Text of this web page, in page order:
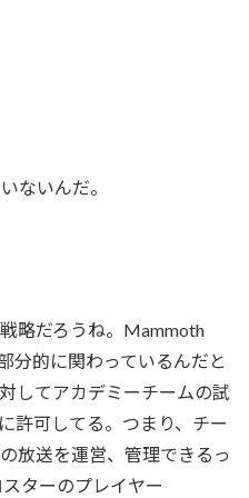
ないんだ。
略だろうね。Mammoth
分的に関わっているんだと
してアカデミーチームの試
許可してる。つまり、チー
放送を運営、管理できるっ
ターのプレイヤー